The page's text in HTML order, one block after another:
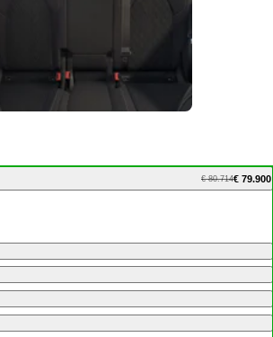
€ 80.714€ 79.900